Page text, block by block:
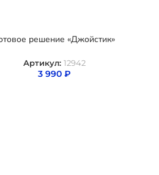
решение «Джойстик»
Артикул: 12942
3 990 ₽